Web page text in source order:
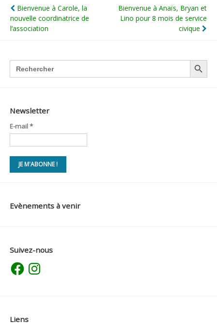
Navigation
de
Bienvenue à Carole, la
nouvelle coordinatrice de
l’association
Bienvenue à Anaïs, Bryan et
Lino pour 8 mois de service
civique
Search
for:
SEARCH BUTTON
Newsletter
E-mail*
Evènements à venir
Suivez-nous
FacebookInstagram
Liens